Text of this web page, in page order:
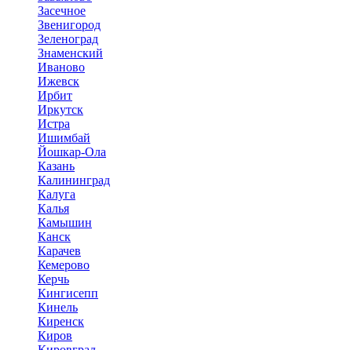
Засечное
Звенигород
Зеленоград
Знаменский
Иваново
Ижевск
Ирбит
Иркутск
Истра
Ишимбай
Йошкар-Ола
Казань
Калининград
Калуга
Калья
Камышин
Канск
Карачев
Кемерово
Керчь
Кингисепп
Кинель
Киренск
Киров